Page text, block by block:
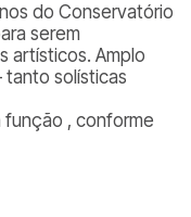
do Conservatório
serem
artísticos. Amplo
solísticas
função , conforme